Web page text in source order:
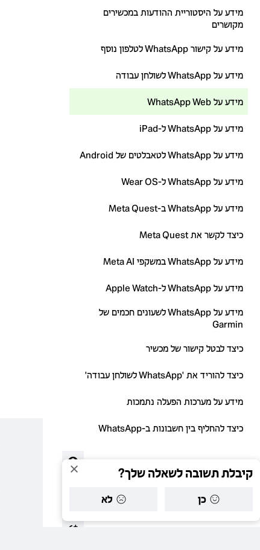
מידע על היסטוריית ההודעות במכשירים
מקושרים
מידע על קישור WhatsApp לטלפון נוסף
מידע על WhatsApp לשולחן עבודה
מידע על WhatsApp Web
מידע על WhatsApp ל-iPad
מידע על WhatsApp לטאבלטים של Android
מידע על WhatsApp ל-Wear OS
מידע על WhatsApp ב-Meta Quest
כיצד לקשר את Meta Quest
מידע על WhatsApp במשקפי Meta AI
מידע על WhatsApp ל-Apple Watch
מידע על WhatsApp לשעונים חכמים של
Garmin
כיצד לבטל קישור של מכשיר
כיצד להוריד את 'WhatsApp לשולחן עבודה'
מידע על מערכות הפעלה נתמכות
כיצד להחליף בין חשבונות ב-WhatsApp
אנשי קשר
קיבלת תשובה לשאלה שלך?
כן לא